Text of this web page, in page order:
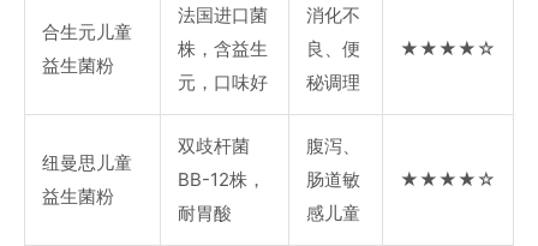
合生元儿童
益生菌粉
法国进口菌
株，含益生
元，口味好
消化不
良、便
秘调理
★★★★☆
纽曼思儿童
益生菌粉
双歧杆菌
BB-12株，
耐胃酸
腹泻、
肠道敏
感儿童
★★★★☆